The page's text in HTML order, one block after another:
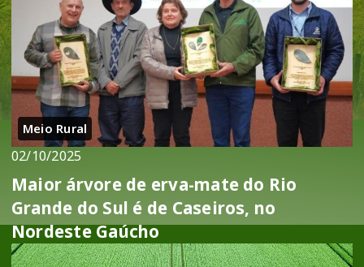
Meio Rural
02/10/2025
Maior árvore de erva-mate do Rio
Grande do Sul é de Caseiros, no
Nordeste Gaúcho